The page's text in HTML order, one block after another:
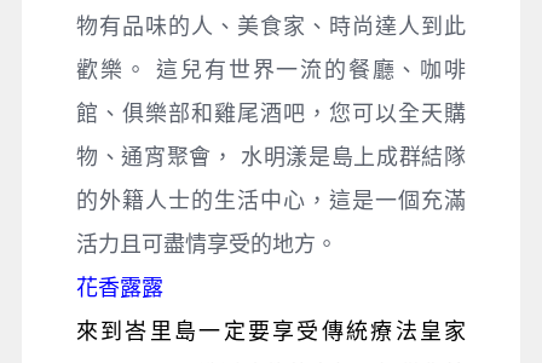
物有品味的人、美食家、時尚達人到此
歡樂。 這兒有世界一流的餐廳、咖啡
館、俱樂部和雞尾酒吧，您可以全天購
物、通宵聚會， 水明漾是島上成群結隊
的外籍人士的生活中心，這是一個充滿
活力且可盡情享受的地方。
花香露露
來到峇里島一定要享受傳統療法皇家